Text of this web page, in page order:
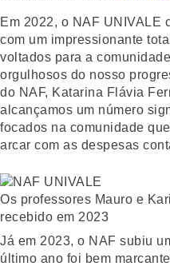
Em 2022, o NAF UNIVALE
com um impressionante
voltados para a
orgulhosos do nosso
do NAF, Katarina Flávia
alcançamos um número
focados na comunidade
arcar com as despesas
Os professores Mauro e
recebido em 2023
Já em 2023, o NAF subiu
último ano foi bem